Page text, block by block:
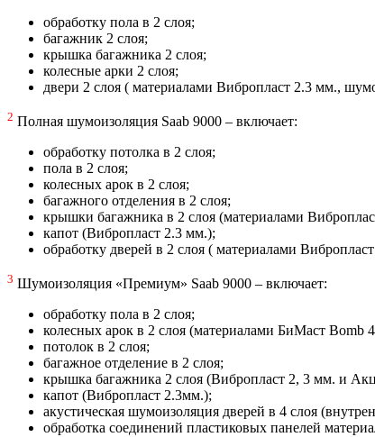
обработку пола в 2 слоя;
багажник 2 слоя;
крышка багажника 2 слоя;
колесные арки 2 слоя;
двери 2 слоя ( материалами Вибропласт 2.3 мм.,
2 Полная шумоизоляция Saab 9000 – включает:
обработку потолка в 2 слоя;
пола в 2 слоя;
колесных арок в 2 слоя;
багажного отделения в 2 слоя;
крышки багажника в 2 слоя (материалами
капот (Вибропласт 2.3 мм.);
обработку дверей в 2 слоя ( материалами
3 Шумоизоляция «Премиум» Saab 9000 – включает:
обработку пола в 2 слоя;
колесных арок в 2 слоя (материалами БиМаст
потолок в 2 слоя;
багажное отделение в 2 слоя;
крышка багажника 2 слоя (Вибропласт 2, 3 мм. и
капот (Вибропласт 2.3мм.);
акустическая шумоизоляция дверей в 4 слоя
обработка соединений пластиковых панелей